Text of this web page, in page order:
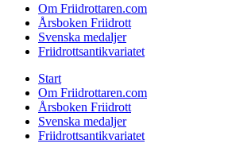
Om Friidrottaren.com
Årsboken Friidrott
Svenska medaljer
Friidrottsantikvariatet
Start
Om Friidrottaren.com
Årsboken Friidrott
Svenska medaljer
Friidrottsantikvariatet